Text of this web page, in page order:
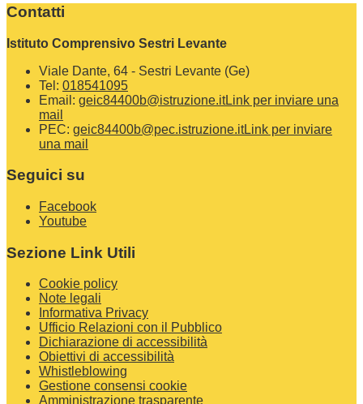
Contatti
Istituto Comprensivo Sestri Levante
Viale Dante, 64 - Sestri Levante (Ge)
Tel: 018541095
Email: geic84400b@istruzione.itLink per inviare una
mail
PEC: geic84400b@pec.istruzione.itLink per inviare
una mail
Seguici su
Facebook
Youtube
Sezione Link Utili
Cookie policy
Note legali
Informativa Privacy
Ufficio Relazioni con il Pubblico
Dichiarazione di accessibilità
Obiettivi di accessibilità
Whistleblowing
Gestione consensi cookie
Amministrazione trasparente